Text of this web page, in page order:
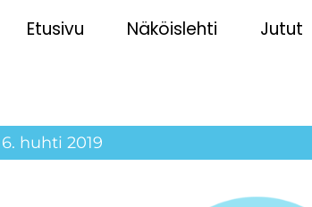
Etusivu Näköislehti Jutut
huhti 2019